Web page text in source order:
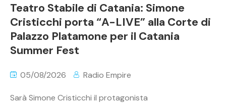
Teatro Stabile di Catania: Simone
Cristicchi porta “A-LIVE” alla Corte di
Palazzo Platamone per il Catania
Summer Fest
05/08/2026 Radio Empire
Sarà Simone Cristicchi il protagonista